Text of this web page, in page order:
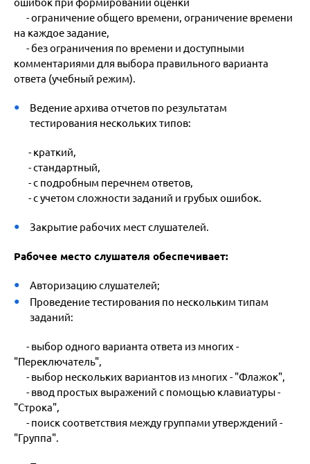
ошибок при формировании оценки
- ограничение общего времени, ограничение времени
на каждое задание,
- без ограничения по времени и доступными
комментариями для выбора правильного варианта
ответа (учебный режим).
Ведение архива отчетов по результатам
тестирования нескольких типов:
- краткий,
- стандартный,
- с подробным перечнем ответов,
- с учетом сложности заданий и грубых ошибок.
Закрытие рабочих мест слушателей.
Рабочее место слушателя обеспечивает:
Авторизацию слушателей;
Проведение тестирования по нескольким типам
заданий:
- выбор одного варианта ответа из многих -
"Переключатель",
- выбор нескольких вариантов из многих - "Флажок",
- ввод простых выражений с помощью клавиатуры -
"Строка",
- поиск соответствия между группами утверждений -
"Группа".